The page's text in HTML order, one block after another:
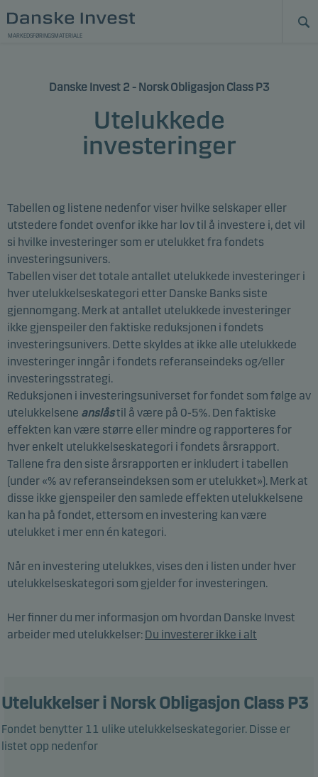
MARKEDSFØRINGSMATERIALE
Danske Invest 2 - Norsk Obligasjon Class P3
Utelukkede
investeringer
Tabellen og listene nedenfor viser hvilke selskaper eller
utstedere fondet ovenfor ikke har lov til å investere i, det vil
si hvilke investeringer som er utelukket fra fondets
investeringsunivers.
Tabellen viser det totale antallet utelukkede investeringer i
hver utelukkelseskategori etter Danske Banks siste
gjennomgang. Merk at antallet utelukkede investeringer
ikke gjenspeiler den faktiske reduksjonen i fondets
investeringsunivers. Dette skyldes at ikke alle utelukkede
investeringer inngår i fondets referanseindeks og/eller
investeringsstrategi.
Reduksjonen i investeringsuniverset for fondet som følge av
utelukkelsene anslåstil å være på 0-5%. Den faktiske
effekten kan være større eller mindre og rapporteres for
hver enkelt utelukkelseskategori i fondets årsrapport.
Tallene fra den siste årsrapporten er inkludert i tabellen
(under «% av referanseindeksen som er utelukket»). Merk at
disse ikke gjenspeiler den samlede effekten utelukkelsene
kan ha på fondet, ettersom en investering kan være
utelukket i mer enn én kategori.
Når en investering utelukkes, vises den i listen under hver
utelukkelseskategori som gjelder for investeringen.
Her finner du mer informasjon om hvordan Danske Invest
arbeider med utelukkelser: Du investerer ikke i alt
Utelukkelser i Norsk Obligasjon Class P3
Fondet benytter 11 ulike utelukkelseskategorier. Disse er
listet opp nedenfor